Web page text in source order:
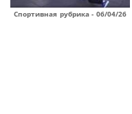
Спортивная рубрика - 06/04/26